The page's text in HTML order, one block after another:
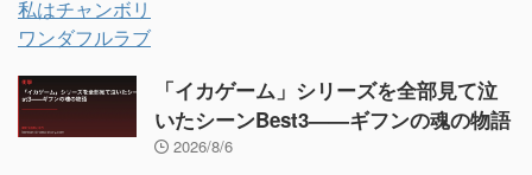
私はチャンボリ
ワンダフルラブ
「イカゲーム」シリーズを全部見て泣
いたシーンBest3——ギフンの魂の物語
2026/8/6